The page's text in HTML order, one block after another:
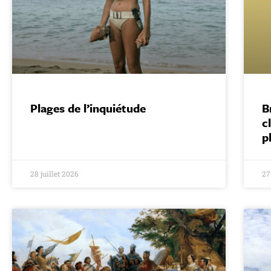
Plages de l’inquiétude
28 juillet 2026